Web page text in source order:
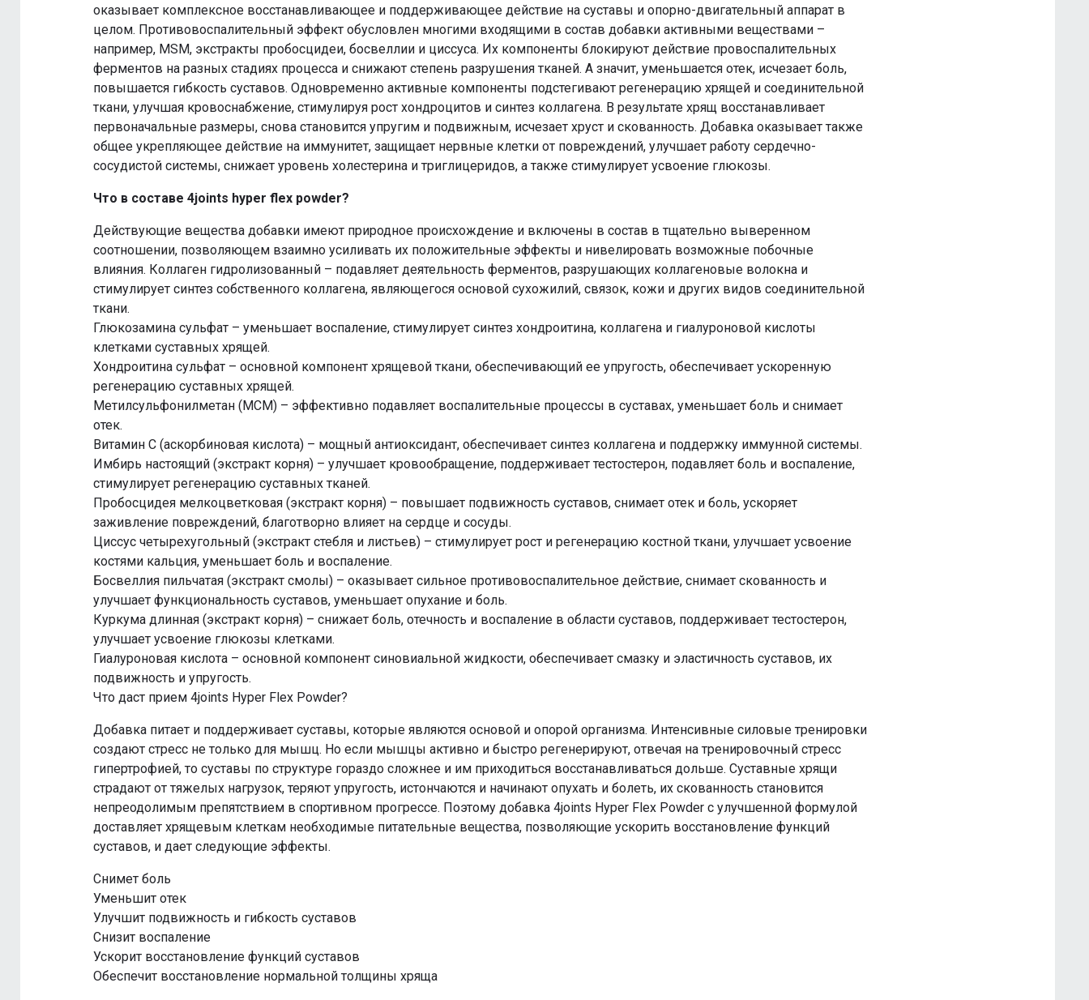
оказывает комплексное восстанавливающее и поддерживающее действие на суставы и опорно-двигательный аппарат в
целом. Противовоспалительный эффект обусловлен многими входящими в состав добавки активными веществами –
например, MSM, экстракты пробосцидеи, босвеллии и циссуса. Их компоненты блокируют действие провоспалительных
ферментов на разных стадиях процесса и снижают степень разрушения тканей. А значит, уменьшается отек, исчезает боль,
повышается гибкость суставов. Одновременно активные компоненты подстегивают регенерацию хрящей и соединительной
ткани, улучшая кровоснабжение, стимулируя рост хондроцитов и синтез коллагена. В результате хрящ восстанавливает
первоначальные размеры, снова становится упругим и подвижным, исчезает хруст и скованность. Добавка оказывает также
общее укрепляющее действие на иммунитет, защищает нервные клетки от повреждений, улучшает работу сердечно-
сосудистой системы, снижает уровень холестерина и триглицеридов, а также стимулирует усвоение глюкозы.
Что в составе 4joints hyper flex powder?
Действующие вещества добавки имеют природное происхождение и включены в состав в тщательно выверенном
соотношении, позволяющем взаимно усиливать их положительные эффекты и нивелировать возможные побочные
влияния. Коллаген гидролизованный – подавляет деятельность ферментов, разрушающих коллагеновые волокна и
стимулирует синтез собственного коллагена, являющегося основой сухожилий, связок, кожи и других видов соединительной
ткани.
Глюкозамина сульфат – уменьшает воспаление, стимулирует синтез хондроитина, коллагена и гиалуроновой кислоты
клетками суставных хрящей.
Хондроитина сульфат – основной компонент хрящевой ткани, обеспечивающий ее упругость, обеспечивает ускоренную
регенерацию суставных хрящей.
Метилсульфонилметан (МСМ) – эффективно подавляет воспалительные процессы в суставах, уменьшает боль и снимает
отек.
Витамин С (аскорбиновая кислота) – мощный антиоксидант, обеспечивает синтез коллагена и поддержку иммунной системы.
Имбирь настоящий (экстракт корня) – улучшает кровообращение, поддерживает тестостерон, подавляет боль и воспаление,
стимулирует регенерацию суставных тканей.
Пробосцидея мелкоцветковая (экстракт корня) – повышает подвижность суставов, снимает отек и боль, ускоряет
заживление повреждений, благотворно влияет на сердце и сосуды.
Циссус четырехугольный (экстракт стебля и листьев) – стимулирует рост и регенерацию костной ткани, улучшает усвоение
костями кальция, уменьшает боль и воспаление.
Босвеллия пильчатая (экстракт смолы) – оказывает сильное противовоспалительное действие, снимает скованность и
улучшает функциональность суставов, уменьшает опухание и боль.
Куркума длинная (экстракт корня) – снижает боль, отечность и воспаление в области суставов, поддерживает тестостерон,
улучшает усвоение глюкозы клетками.
Гиалуроновая кислота – основной компонент синовиальной жидкости, обеспечивает смазку и эластичность суставов, их
подвижность и упругость.
Что даст прием 4joints Hyper Flex Powder?
Добавка питает и поддерживает суставы, которые являются основой и опорой организма. Интенсивные силовые тренировки
создают стресс не только для мышц. Но если мышцы активно и быстро регенерируют, отвечая на тренировочный стресс
гипертрофией, то суставы по структуре гораздо сложнее и им приходиться восстанавливаться дольше. Суставные хрящи
страдают от тяжелых нагрузок, теряют упругость, истончаются и начинают опухать и болеть, их скованность становится
непреодолимым препятствием в спортивном прогрессе. Поэтому добавка 4joints Hyper Flex Powder с улучшенной формулой
доставляет хрящевым клеткам необходимые питательные вещества, позволяющие ускорить восстановление функций
суставов, и дает следующие эффекты.
Снимет боль
Уменьшит отек
Улучшит подвижность и гибкость суставов
Снизит воспаление
Ускорит восстановление функций суставов
Обеспечит восстановление нормальной толщины хряща